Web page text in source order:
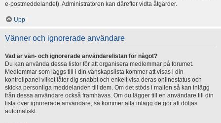
e-postmeddelandet). Administratören kan därefter vidta åtgärder.
Upp
Vänner och ignorerade användare
Vad är vän- och ignorerade användarelistan för något?
Du kan använda dessa listor för att organisera medlemmar på forumet.
Medlemmar som läggs till i din vänskapslista kommer att visas i din
kontrollpanel vilket låter dig snabbt och enkelt visa deras onlinestatus och
skicka personliga meddelanden till dem. Om det stöds i mallen så kan inlägg
från dessa användare också framhävas. Om du lägger till en användare till din
lista över ignorerade användare, så kommer alla inlägg de gör att döljas
automatiskt.